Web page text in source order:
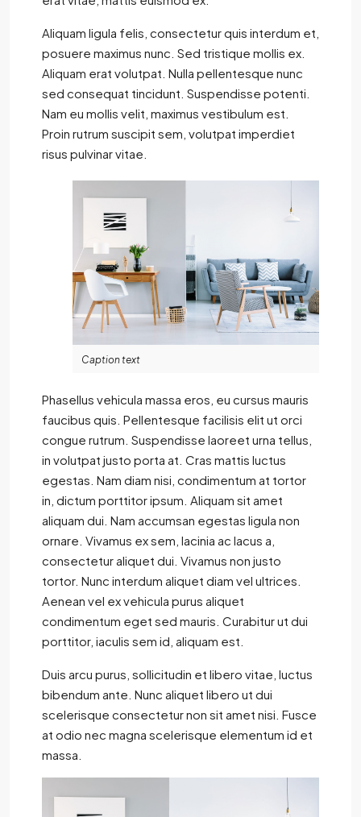
Aliquam ligula felis, consectetur quis interdum et,
posuere maximus nunc. Sed tristique mollis ex.
Aliquam erat volutpat. Nulla pellentesque nunc
sed consequat tincidunt. Suspendisse potenti.
Nam eu mollis velit, maximus vestibulum est.
Proin rutrum suscipit sem, volutpat imperdiet
risus pulvinar vitae.
Caption text
Phasellus vehicula massa eros, eu cursus mauris
faucibus quis. Pellentesque facilisis elit ut orci
congue rutrum. Suspendisse laoreet urna tellus,
in volutpat justo porta at. Cras mattis luctus
egestas. Nam diam nisi, condimentum at tortor
in, dictum porttitor ipsum. Aliquam sit amet
aliquam dui. Nam accumsan egestas ligula non
ornare. Vivamus ex sem, lacinia ac lacus a,
consectetur aliquet dui. Vivamus non justo
tortor. Nunc interdum aliquet diam vel ultrices.
Aenean vel ex vehicula purus aliquet
condimentum eget sed mauris. Curabitur ut dui
porttitor, iaculis sem id, aliquam est.
Duis arcu purus, sollicitudin et libero vitae, luctus
bibendum ante. Nunc aliquet libero ut dui
scelerisque consectetur non sit amet nisi. Fusce
at odio nec magna scelerisque elementum id et
massa.